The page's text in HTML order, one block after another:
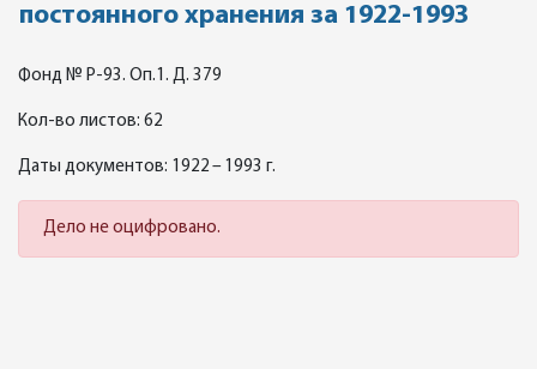
постоянного хранения за 1922-1993
Фонд № Р-93. Оп.1. Д. 379
Кол-во листов: 62
Даты документов: 1922 – 1993 г.
Дело не оцифровано.